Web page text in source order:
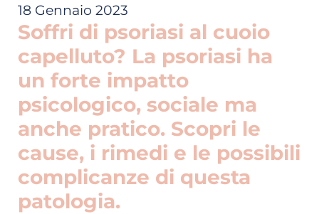
18 Gennaio 2023
Soffri di psoriasi al cuoio
capelluto? La psoriasi ha
un forte impatto
psicologico, sociale ma
anche pratico. Scopri le
cause, i rimedi e le possibili
complicanze di questa
patologia.